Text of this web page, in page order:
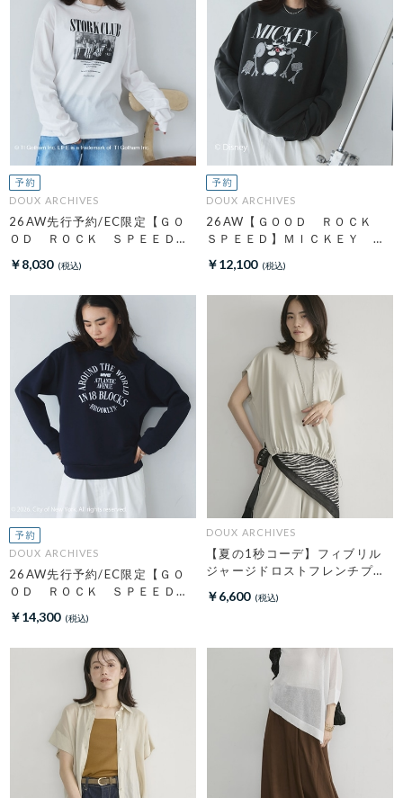
DOUX ARCHIVES
26AW先行予約/EC限定【ＧＯ
ＯＤ ＲＯＣＫ ＳＰＥＥＤ】
ＥＥ
￥8,030
DOUX ARCHIVES
26AW【ＧＯＯＤ ＲＯＣＫ
ＳＰＥＥＤ】ＭＩＣＫＥＹ
￥12,100
DOUX ARCHIVES
26AW先行予約/EC限定【ＧＯ
ＯＤ ＲＯＣＫ ＳＰＥＥＤ】
￥14,300
DOUX ARCHIVES
【夏の1秒コーデ】フィブリル
ジャージドロストフレンチプル
￥6,600